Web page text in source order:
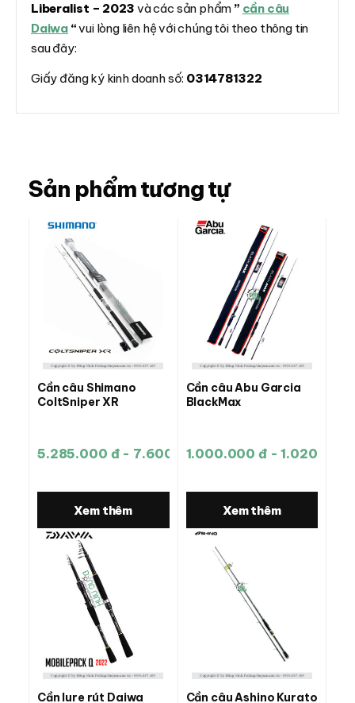
Liberalist – 2023 và các sản phẩm ” cần câu
Daiwa“vui lòng liên hệ với chúng tôi theo thông tin
sau đây:
Giấy đăng ký kinh doanh số: 0314781322
Sản phẩm tương tự
Cần câu Shimano
ColtSniper XR
5.285.000 đ - 7.600.000 đ
Xem thêm
Cần câu Abu Garcia
BlackMax
1.000.000 đ - 1.020.000
Xem thêm
Cần lure rút Daiwa
Cần câu Ashino Kurato